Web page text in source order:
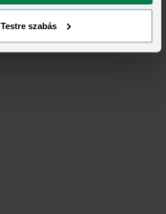
Testre szabás